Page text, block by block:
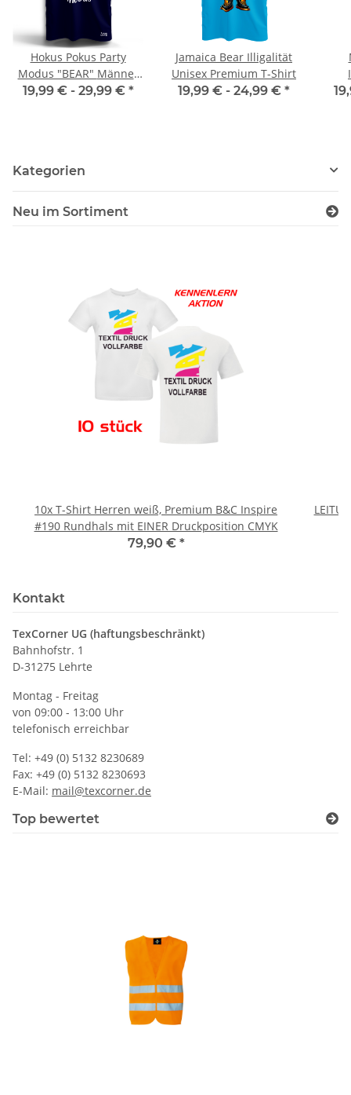
Hokus Pokus Party
Modus "BEAR" Männer
T-Shirt Malle Party
19,99 € - 29,99 € *
Jamaica Bear Illigalität
Unisex Premium T-Shirt
19,99 € - 24,99 € *
Kategorien
Neu im Sortiment
10x T-Shirt Herren weiß, Premium B&C Inspire
#190 Rundhals mit EINER Druckposition CMYK
79,90 € *
Kontakt
TexCorner UG (haftungsbeschränkt)
Bahnhofstr. 1
D-31275 Lehrte
Montag - Freitag
von 09:00 - 13:00 Uhr
telefonisch erreichbar
Tel: +49 (0) 5132 8230689
Fax: +49 (0) 5132 8230693
E-Mail: mail@texcorner.de
Top bewertet